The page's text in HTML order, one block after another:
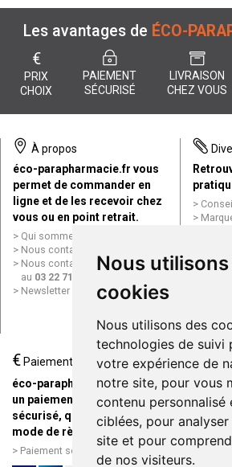
Nous
cookies
Nous utilisons des
technologies de suivi
votre expérience de
notre site, pour vous
contenu
ciblées, pour
site et pour
de nos visiteurs.
Les avantages de ÉCO-
€
PRIX
CHOIX
PAIEMENT
SÉCURISÉ
LIVRAISON
CHEZ VOUS
À propos
éco-parapharmacie.fr vous
permet de commander en
ligne et de les recevoir chez
vous ou en point retrait.
Qui sommes nous ?
Nous contacter par e-mail
Nous contacter par téléphone
au 03 22 71 64 10
Newsletter
ligne
€ Paiement
éco-parapharmacie.fr offre
un paiement entièrement
sécurisé, quel que soit le
mode de règlement
Paiement sécurisé et simple
point